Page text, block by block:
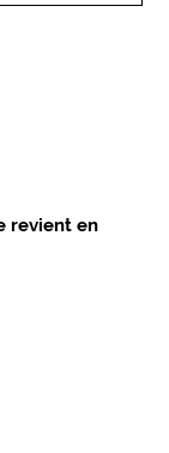
revient en